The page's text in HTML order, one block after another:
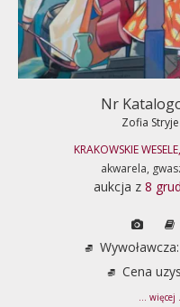
Nr
Zofia
KRAKOWSKIE
akwarela,
aukcja z 8
Cena
... więcej